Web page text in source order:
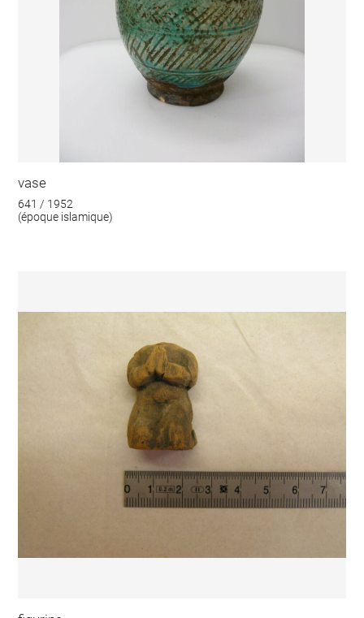
vase
641 / 1952
(époque islamique)